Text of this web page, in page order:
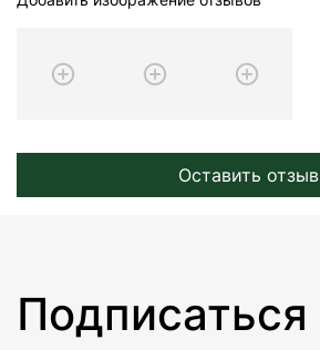
Оставить отзыв
Подписаться